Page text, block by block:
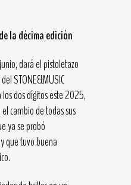
la décima edición
dará el pistoletazo
STONE&MUSIC
dos dígitos este 2025,
cambio de todas sus
ya se probó
que tuvo buena